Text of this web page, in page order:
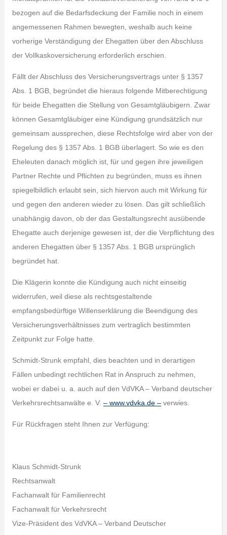
bezogen auf die Bedarfsdeckung der Familie noch in einem
angemessenen Rahmen bewegten, weshalb auch keine
vorherige Verständigung der Ehegatten über den Abschluss
der Vollkaskoversicherung erforderlich erschien.
Fällt der Abschluss des Versicherungsvertrags unter § 1357
Abs. 1 BGB, begründet die hieraus folgende Mitberechtigung
für beide Ehegatten die Stellung von Gesamtgläubigern. Zwar
können Gesamtgläubiger eine Kündigung grundsätzlich nur
gemeinsam aussprechen, diese Rechtsfolge wird aber von der
Regelung des § 1357 Abs. 1 BGB überlagert. So wie es den
Eheleuten danach möglich ist, für und gegen ihre jeweiligen
Partner Rechte und Pflichten zu begründen, muss es ihnen
spiegelbildlich erlaubt sein, sich hiervon auch mit Wirkung für
und gegen den anderen wieder zu lösen. Das gilt schließlich
unabhängig davon, ob der das Gestaltungsrecht ausübende
Ehegatte auch derjenige gewesen ist, der die Verpflichtung des
anderen Ehegatten über § 1357 Abs. 1 BGB ursprünglich
begründet hat.
Die Klägerin konnte die Kündigung auch nicht einseitig
widerrufen, weil diese als rechtsgestaltende
empfangsbedürftige Willenserklärung die Beendigung des
Versicherungsverhältnisses zum vertraglich bestimmten
Zeitpunkt zur Folge hatte.
Schmidt-Strunk empfahl, dies beachten und in derartigen
Fällen unbedingt rechtlichen Rat in Anspruch zu nehmen,
wobei er dabei u. a. auch auf den VdVKA – Verband deutscher
Verkehrsrechtsanwälte e. V. – www.vdvka.de –verwies.
Für Rückfragen steht Ihnen zur Verfügung:
Klaus Schmidt-Strunk
Rechtsanwalt
Fachanwalt für Familienrecht
Fachanwalt für Verkehrsrecht
Vize-Präsident des VdVKA – Verband Deutscher